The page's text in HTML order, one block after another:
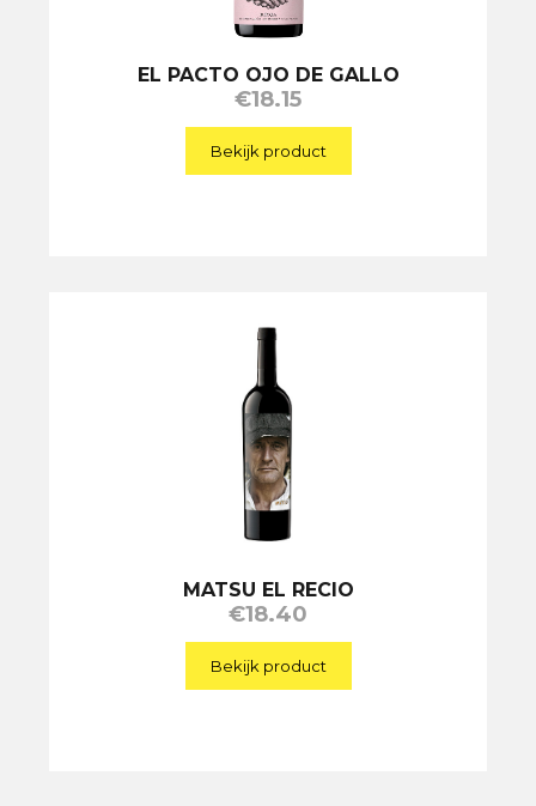
EL PACTO OJO DE GALLO
€18.15
Bekijk product
MATSU EL RECIO
€18.40
Bekijk product